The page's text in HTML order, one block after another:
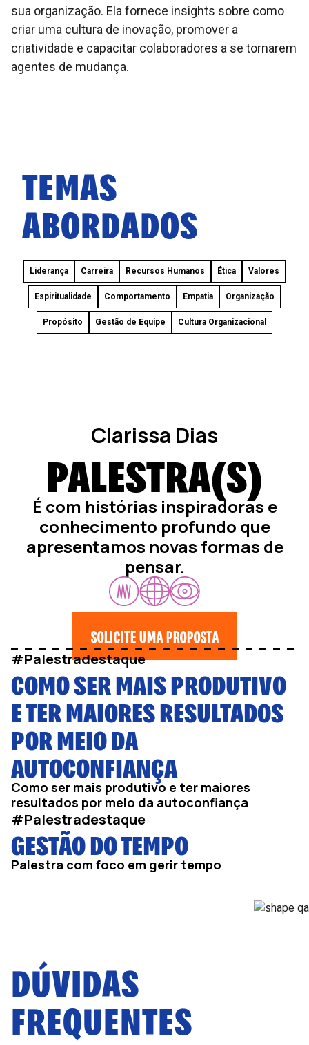
sua organização. Ela fornece insights sobre como
criar uma cultura de inovação, promover a
criatividade e capacitar colaboradores a se tornarem
agentes de mudança.
TEMAS
ABORDADOS
Liderança Carreira Recursos Humanos Ética Valores
Espiritualidade Comportamento Empatia Organização
Propósito Gestão de Equipe Cultura Organizacional
Clarissa Dias
PALESTRA(S)
É com histórias inspiradoras e
conhecimento profundo que
apresentamos novas formas de
pensar.
SOLICITE UMA PROPOSTA
#Palestradestaque
COMO SER MAIS PRODUTIVO
E TER MAIORES RESULTADOS
POR MEIO DA
AUTOCONFIANÇA
Como ser mais produtivo e ter maiores
resultados por meio da autoconfiança
#Palestradestaque
GESTÃO DO TEMPO
Palestra com foco em gerir tempo
DÚVIDAS
FREQUENTES